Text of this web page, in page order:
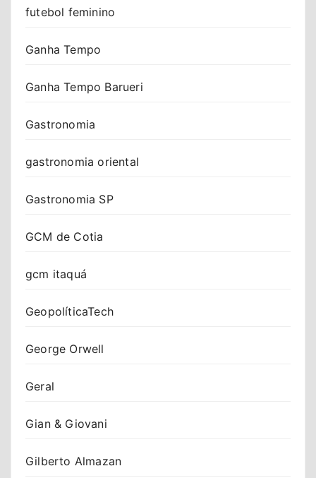
futebol feminino
Ganha Tempo
Ganha Tempo Barueri
Gastronomia
gastronomia oriental
Gastronomia SP
GCM de Cotia
gcm itaquá
GeopolíticaTech
George Orwell
Geral
Gian & Giovani
Gilberto Almazan